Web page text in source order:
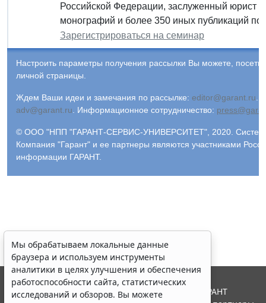
Российской Федерации, заслуженный юрист
монографий и более 350 иных публикаций по
Зарегистрироваться на семинар
Настроить параметры получения рассылки Вы можете,
личной страницы.
Ждем Ваши идеи и замечания по рассылке: editor@garant.ru
adv@garant.ru
Информационное сотрудничество:
© ООО "НПП "ГАРАНТ-СЕРВИС-УНИВЕРСИТЕТ", 2020. Система
Компания "Гарант" и ее партнеры являются участниками
информации ГАРАНТ.
Мы обрабатываем локальные данные
браузера и используем инструменты
аналитики в целях улучшения и обеспечения
работоспособности сайта, статистических
исследований и обзоров. Вы можете
© ООО "НПП "ГАРАНТ-СЕРВИС", 2026. Система ГАРАНТ